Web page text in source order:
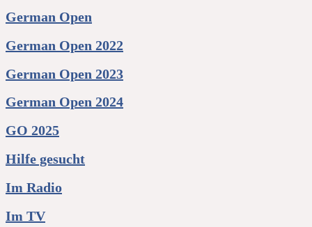
German Open
German Open 2022
German Open 2023
German Open 2024
GO 2025
Hilfe gesucht
Im Radio
Im TV